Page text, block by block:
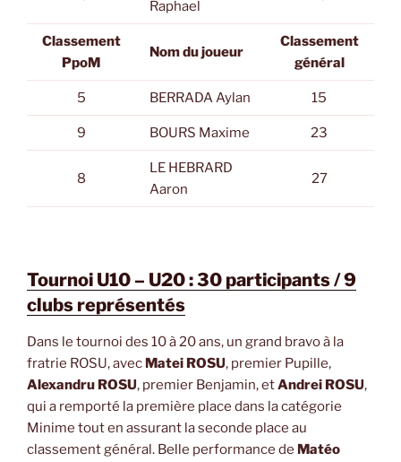
Raphael
Classement
PpoM
Nom du joueur
Classement
général
5 BERRADA Aylan 15
9 BOURS Maxime 23
8
LE HEBRARD
Aaron
27
Tournoi U10 – U20 : 30 participants / 9
clubs représentés
Dans le tournoi des 10 à 20 ans, un grand bravo à la
fratrie ROSU, avec Matei ROSU, premier Pupille,
Alexandru ROSU, premier Benjamin, etAndrei ROSU,
qui a remporté la première place dans la catégorie
Minime tout en assurant la seconde place au
classement général. Belle performance de Matéo